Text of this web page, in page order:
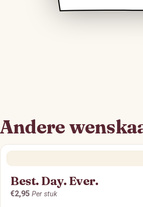
Andere
Best. Day. Ever.
€2,95 Per stuk